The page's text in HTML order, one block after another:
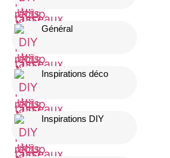
Général
Inspirations déco
Inspirations DIY